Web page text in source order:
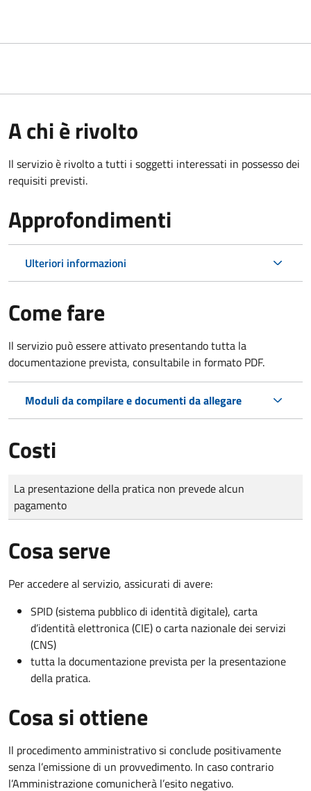
A chi è rivolto
Il servizio è rivolto a tutti i soggetti interessati in possesso dei
requisiti previsti.
Approfondimenti
Ulteriori informazioni
Come fare
Il servizio può essere attivato presentando tutta la
documentazione prevista, consultabile in formato PDF.
Moduli da compilare e documenti da allegare
Costi
Tipo di pagamento
Importo
La presentazione della pratica non prevede alcun
pagamento
Cosa serve
Per accedere al servizio, assicurati di avere:
SPID (sistema pubblico di identità digitale), carta
d’identità elettronica (CIE) o carta nazionale dei servizi
(CNS)
tutta la documentazione prevista per la presentazione
della pratica.
Cosa si ottiene
Il procedimento amministrativo si conclude positivamente
senza l’emissione di un provvedimento. In caso contrario
l’Amministrazione comunicherà l’esito negativo.